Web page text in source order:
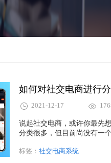
如何对社交电商进行
2021-12-17
说起社交电商，或许你最先
分类很多，但目前尚没有一
来，小编将从社交影响和商
标签： 社交电商系统